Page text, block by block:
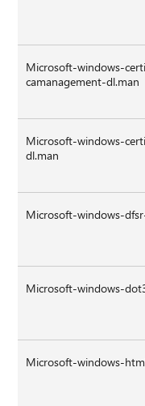
Microsoft-windows-
camanagement-dl.man
Microsoft-windows-
dl.man
Microsoft-windows-
Microsoft-windows-
Microsoft-windows-